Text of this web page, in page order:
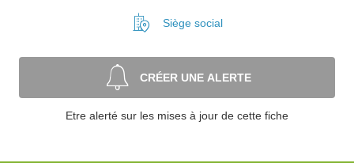
Siège social
CRÉER UNE ALERTE
Etre alerté sur les mises à jour de cette fiche